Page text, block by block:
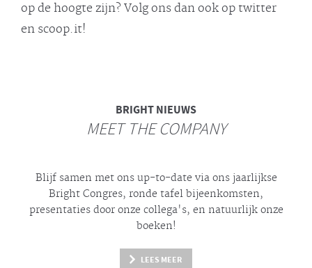
op de hoogte zijn? Volg ons dan ook op twitter
en scoop.it!
BRIGHTNIEUWS
MEET THE COMPANY
Blijf samen met ons up-to-date via ons jaarlijkse
Bright Congres, ronde tafel bijeenkomsten,
presentaties door onze collega's, en natuurlijk onze
boeken!
LEES MEER